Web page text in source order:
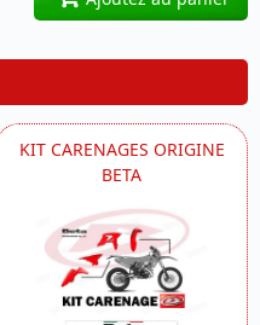
KIT CARENAGES ORIGINE
BETA